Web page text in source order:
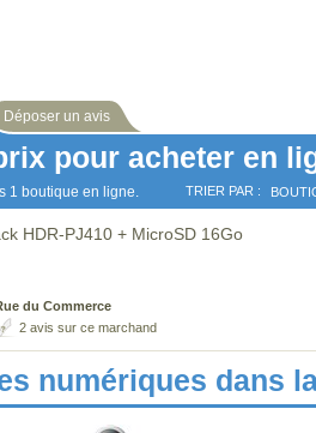
Déposer un avis
pour acheter en
1 boutique en ligne. TRIER PAR :
HDR-PJ410 + MicroSD 16Go
du Commerce
2 avis sur ce marchand
numériques dans